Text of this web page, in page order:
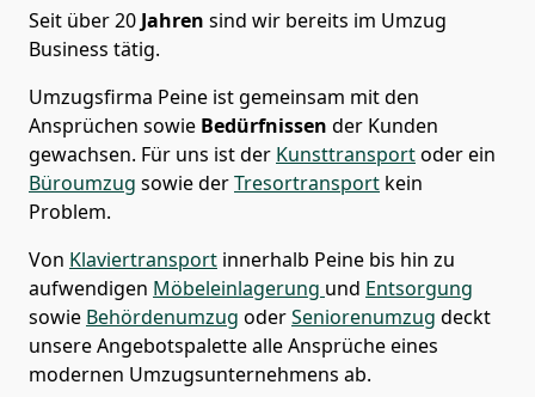
Seit über20 Jahren sind wir bereits im Umzug
Business tätig.
Umzugsfirma Peine ist gemeinsam mit den
Ansprüchen sowie Bedürfnissen der Kunden
gewachsen. Für uns ist der Kunsttransportoder ein
Büroumzug sowie derTresortransport kein
Problem.
Von Klaviertransport innerhalb Peine bis hin zu
aufwendigen Möbeleinlagerung und Entsorgung
sowie Behördenumzug oderSeniorenumzug deckt
unsere Angebotspalette alle Ansprüche eines
modernen Umzugsunternehmens ab.